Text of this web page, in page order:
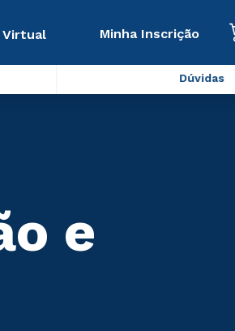
Virtual Minha Inscrição
Dúvidas
e